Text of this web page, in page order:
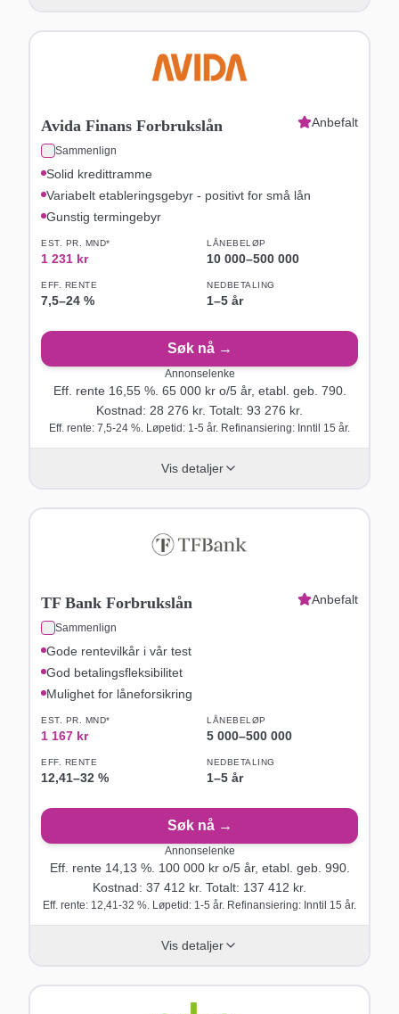
Avida Finans Forbrukslån
Sammenlign
Anbefalt
Solid kredittramme
Variabelt etableringsgebyr - positivt for små lån
Gunstig termingebyr
EST. PR. MND*
1 231 kr
LÅNEBELØP
10 000–500 000
EFF. RENTE
7,5–24 %
NEDBETALING
1–5 år
Søk nå →
Annonselenke
Eff. rente 16,55%. 65 000kr o/5år, etabl. geb. 790.
Kostnad: 28 276 kr. Totalt: 93 276 kr.
Eff. rente: 7,5-24 %. Løpetid: 1-5 år. Refinansiering: Inntil 15 år.
Vis detaljer
TF Bank Forbrukslån
Sammenlign
Anbefalt
Gode rentevilkår i vår test
God betalingsfleksibilitet
Mulighet for låneforsikring
EST. PR. MND*
1 167 kr
LÅNEBELØP
5 000–500 000
EFF. RENTE
12,41–32 %
NEDBETALING
1–5 år
Søk nå →
Annonselenke
Eff. rente 14,13 %. 100 000kr o/5år, etabl. geb. 990.
Kostnad: 37 412 kr. Totalt: 137 412 kr.
Eff. rente: 12,41-32 %. Løpetid: 1-5 år. Refinansiering: Inntil 15 år.
Vis detaljer